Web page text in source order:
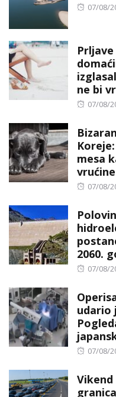
Posted
07/08/
ne bi
Posted
07/08/
mesa
vrućine
Posted
07/08/
2060.
Posted
07/08/
udario
Posted
07/08/
Vikend